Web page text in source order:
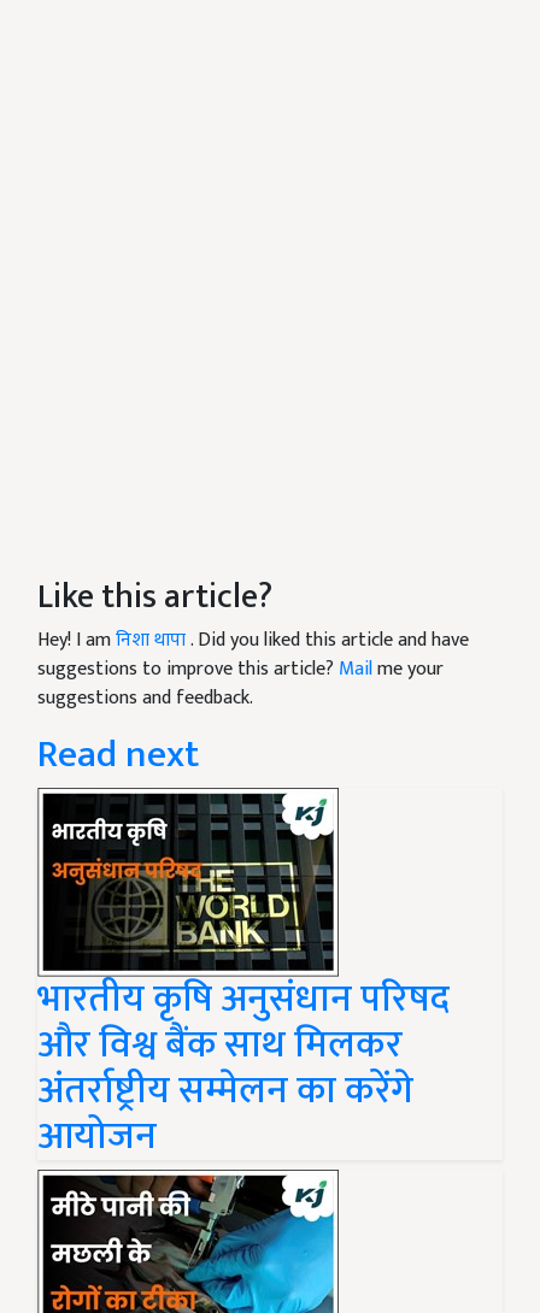
Like this article?
Hey! I amनिशा थापा. Did you liked this article and have
suggestions to improve this article? Mailme your
suggestions and feedback.
Read next
भारतीय कृषि अनुसंधान परिषद
और विश्व बैंक साथ मिलकर
अंतर्राष्ट्रीय सम्मेलन का करेंगे
आयोजन